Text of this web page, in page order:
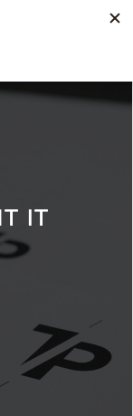
IT